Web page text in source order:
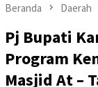
Beranda Daerah
Pj Bupati
Program
Masjid At –